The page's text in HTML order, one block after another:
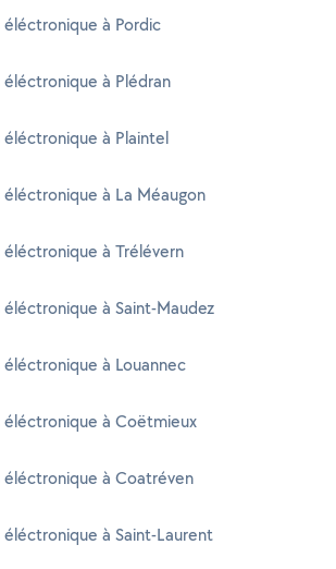
éléctronique à Pordic
éléctronique à Plédran
éléctronique à Plaintel
éléctronique à La Méaugon
éléctronique à Trélévern
à Saint-Maudez
éléctronique à Louannec
éléctronique à Coëtmieux
éléctronique à Coatréven
éléctronique à Saint-Laurent